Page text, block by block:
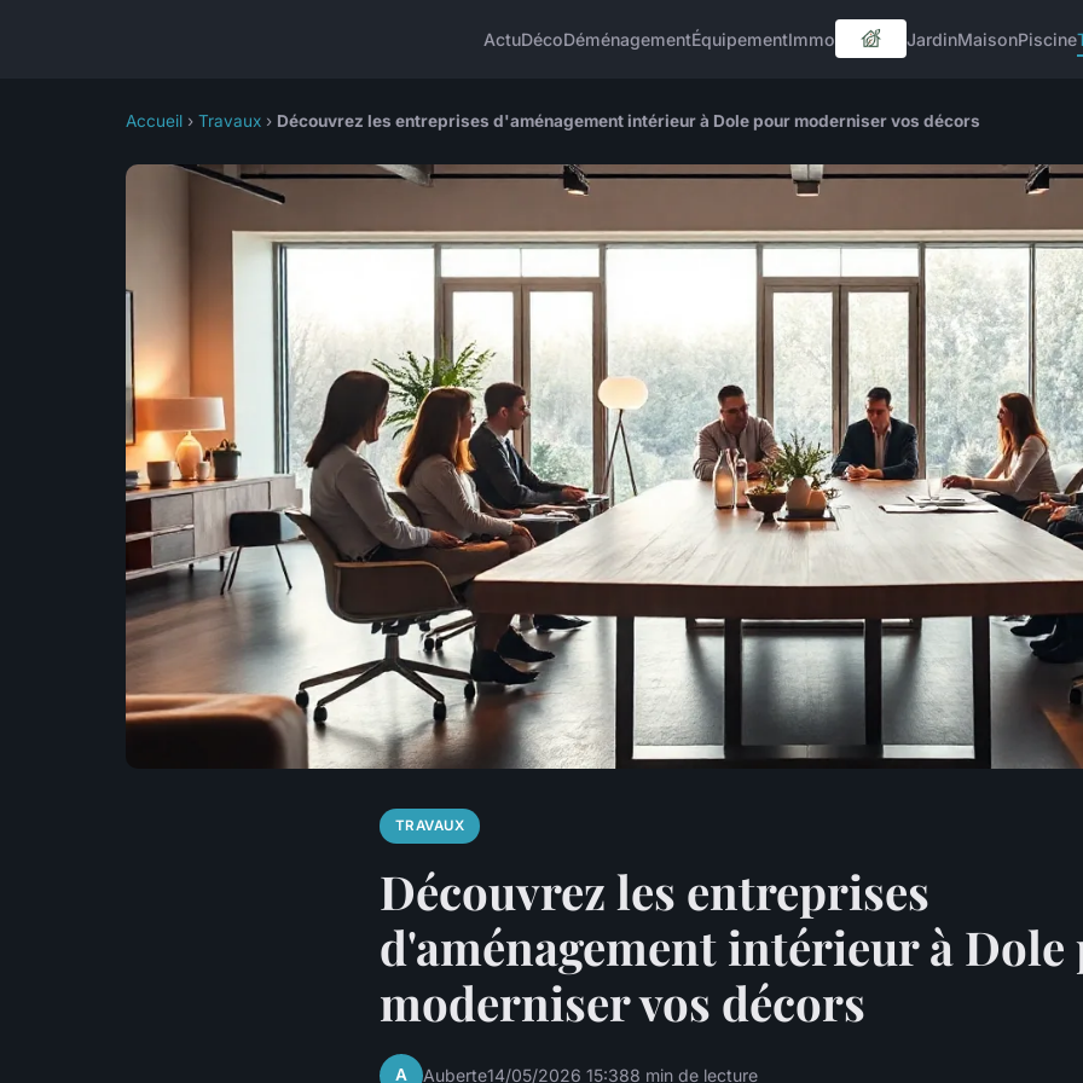
ActuDécoDéménagementÉquipementImmo JardinMaisonPiscine
Accueil › Travaux › Découvrez les entreprises d'aménagement intérieur à Dole pour moderniser vos décors
TRAVAUX
Découvrez les entreprises
d'aménagement intérieur à Dole
moderniser vos décors
A Auberte14/05/2026 15:388 min de lecture